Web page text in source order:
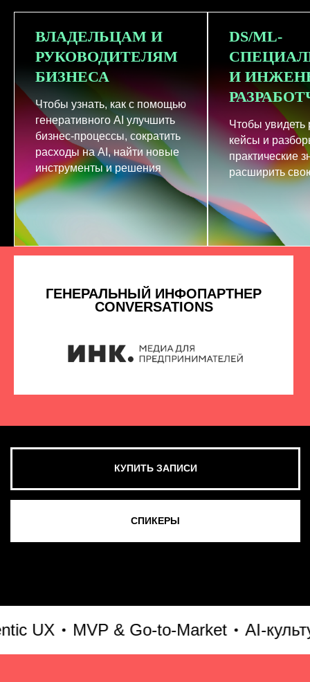
ВЛАДЕЛЬЦАМ И
РУКОВОДИТЕЛЯМ
БИЗНЕСА
Чтобы узнать, как с помощью
генеративного AI улучшить
бизнес-процессы, сократить
расходы на AI, найти новые
инструменты и решения
DS/ML-
И
Чтобы увидеть
кейсы и
практические
расширить
MVP & Go-to-Market AI-
СМОТРЕТЬ ВСЕ ФОТО